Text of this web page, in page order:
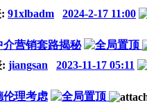
91xlbadm 2024-2-17 11:00
营销套路揭秘
: jiangsan 2023-11-17 05:11
伦理考虑